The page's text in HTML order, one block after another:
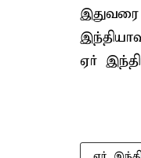
ஏர்